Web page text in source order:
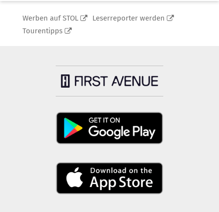
Werben auf STOL
Leserreporter werden
Tourentipps